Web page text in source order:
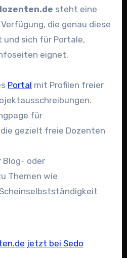
steht eine
die genau diese
und sich für Portale,
eignet.
Portal mit Profilen freier
für
gezielt freie Dozenten
Blog- oder
Themen wie
jetzt bei Sedo